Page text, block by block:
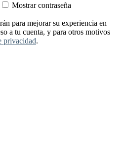
Mostrar contraseña
para mejorar su experiencia en
a tu cuenta, y para otros motivos
privacidad.